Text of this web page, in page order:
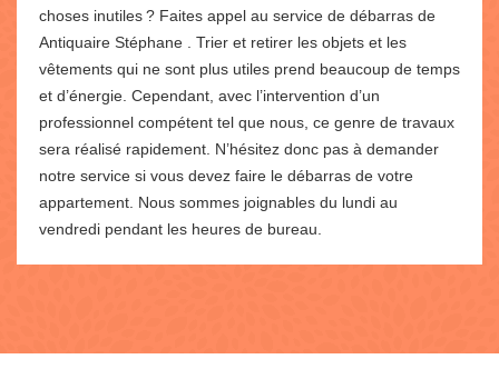
choses inutiles ? Faites appel au service de débarras de
Antiquaire Stéphane . Trier et retirer les objets et les
vêtements qui ne sont plus utiles prend beaucoup de temps
et d’énergie. Cependant, avec l’intervention d’un
professionnel compétent tel que nous, ce genre de travaux
sera réalisé rapidement. N’hésitez donc pas à demander
notre service si vous devez faire le débarras de votre
appartement. Nous sommes joignables du lundi au
vendredi pendant les heures de bureau.